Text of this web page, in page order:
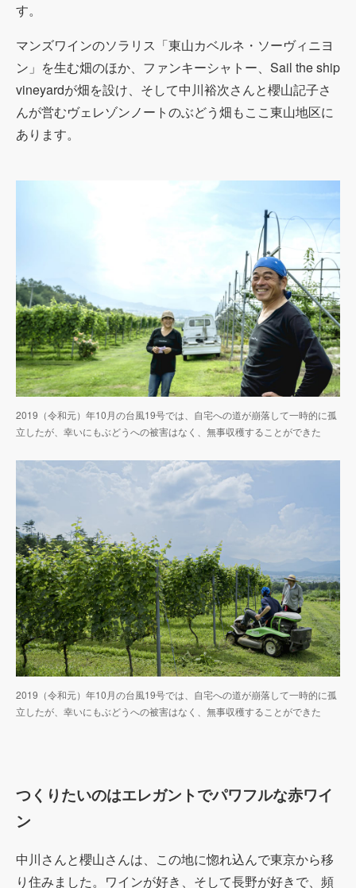
す。
マンズワインのソラリス「東山カベルネ・ソーヴィニヨ
ン」を生む畑のほか、ファンキーシャトー、Sail the ship
vineyardが畑を設け、そして中川裕次さんと櫻山記子さ
んが営むヴェレゾンノートのぶどう畑もここ東山地区に
あります。
2019（令和元）年10月の台風19号では、自宅への道が崩落して一時的に孤
立したが、幸いにもぶどうへの被害はなく、無事収穫することができた
2019（令和元）年10月の台風19号では、自宅への道が崩落して一時的に孤
立したが、幸いにもぶどうへの被害はなく、無事収穫することができた
つくりたいのはエレガントでパワフルな赤ワイ
ン
中川さんと櫻山さんは、この地に惚れ込んで東京から移
り住みました。ワインが好き、そして長野が好きで、頻